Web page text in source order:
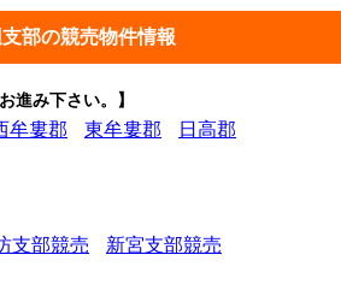
部の競売物件情報
進み下さい。】
牟婁郡 東牟婁郡 日高郡
支部競売 新宮支部競売